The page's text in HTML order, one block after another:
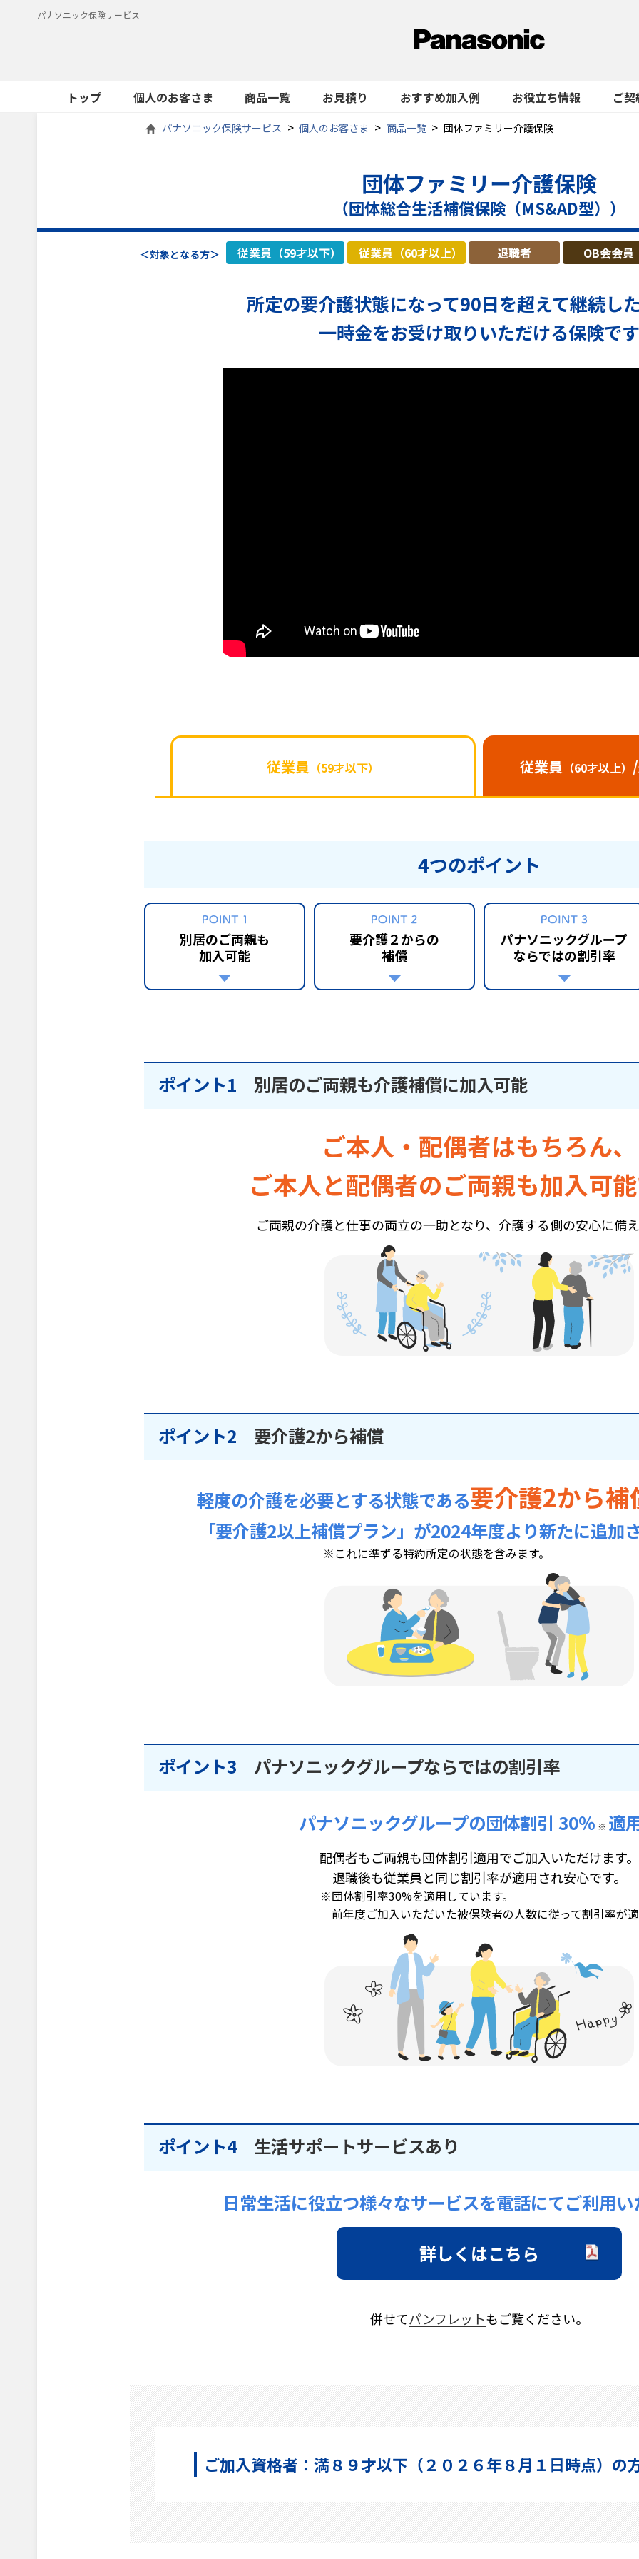
パナソニック保険サービス
トップ 個人のお客さま 商品一覧 お見積り おすすめ加入例 お役立ち情報 ご
パナソニック保険サービス 個人のお客さま 商品一覧 団体ファミリー介護保険
団体ファミリー介護保険
（団体総合生活補償保険（MS&AD型））
＜対象となる方＞ 従業員（59才以下） 従業員（60才以上） 退職者 OB会会員
所定の要介護状態になって90日を超えて継続し
一時金をお受け取りいただける保険です
従業員 （59才以下） 従業員 （60才以上）
4つのポイント
別居のご両親も
加入可能
要介護２からの
補償
パナソニックグループ
ならではの割引率
ポイント1 別居のご両親も介護補償に加入可能
ご本人・配偶者はもちろん、
ご本人と配偶者のご両親も加入可
ご両親の介護と仕事の両立の一助となり、介護する側の安心に備
ポイント2 要介護2から補償
軽度の介護を必要とする状態である要介護2から
「要介護2以上補償プラン」が2024年度より新たに追加
※これに準ずる特約所定の状態を含みます。
ポイント3 パナソニックグループならではの割引率
パナソニックグループの団体割引 30％ ※ 適
配偶者もご両親も団体割引適用でご加入いただけます。
退職後も従業員と同じ割引率が適用され安心です。
※団体割引率30%を適用しています。
前年度ご加入いただいた被保険者の人数に従って割引率が
ポイント4 生活サポートサービスあり
日常生活に役立つ様々なサービスを電話にてご利用
詳しくはこちら
併せてパンフレットもご覧ください。
ご加入資格者：満８９才以下 （２０２６年８月１日時点）の